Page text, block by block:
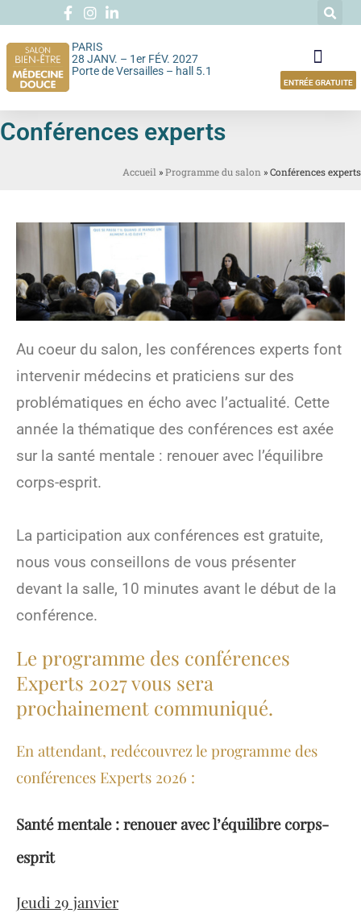
PARIS
28 JANV. – 1er FÉV. 2027
Porte de Versailles – hall 5.1
ENTRÉE GRATUITE
Conférences experts
Accueil » Programme du salon » Conférences experts
Au coeur du salon, les conférences experts font
intervenir médecins et praticiens sur des
problématiques en écho avec l’actualité. Cette
année la thématique des conférences est axée
sur la santé mentale : renouer avec l’équilibre
corps-esprit.
La participation aux conférences est gratuite,
nous vous conseillons de vous présenter
devant la salle, 10 minutes avant le début de la
conférence.
Le programme des conférences
Experts 2027vous sera
prochainement communiqué.
En attendant, redécouvrez le programme des
conférences Experts 2026 :
Santé mentale : renouer avec l’équilibre corps-
esprit
Jeudi 29 janvier